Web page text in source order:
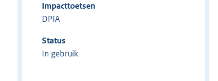
Impacttoetsen
DPIA
Status
In gebruik